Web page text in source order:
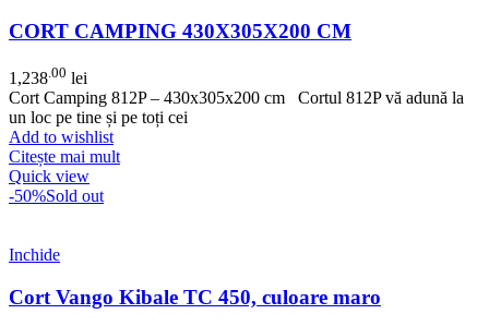
CORT CAMPING 430X305X200 CM
1,238.00 lei
Cort Camping 812P – 430x305x200 cm Cortul 812P vă adună la
un loc pe tine și pe toți cei
Add to wishlist
Citește mai mult
Quick view
-50%Sold out
Inchide
Cort Vango Kibale TC 450, culoare maro